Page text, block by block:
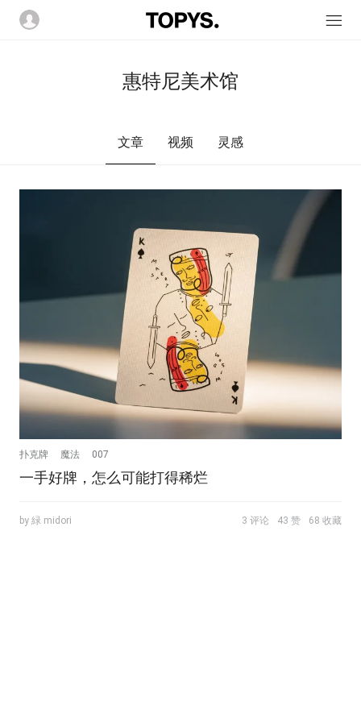
惠特尼美术馆
文章 视频 灵感
扑克牌 魔法 007
一手好牌，怎么可能打得稀烂
by 緑 midori 3 评论 43 赞 68 收藏